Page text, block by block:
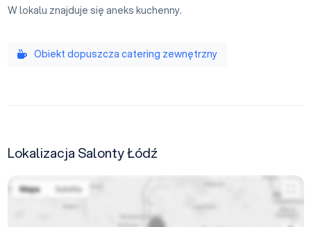
W lokalu znajduje się aneks kuchenny.
Obiekt dopuszcza catering zewnętrzny
Lokalizacja Salonty Łódź